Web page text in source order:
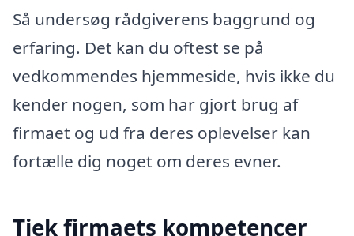
Så undersøg rådgiverens baggrund og
erfaring. Det kan du oftest se på
vedkommendes hjemmeside, hvis ikke du
kender nogen, som har gjort brug af
firmaet og ud fra deres oplevelser kan
fortælle dig noget om deres evner.
Tjek firmaets kompetencer